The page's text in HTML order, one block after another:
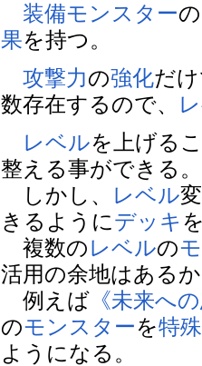
装備モンスターの
果を持つ。
攻撃力の強化だ
数存在するので、
レベルを上げる
整える事ができる。
しかし、
レベル
きるようにデッキ
複数のレベルの
活用の余地はある
例えば 《未来へ
のモンスターを特
ようになる。